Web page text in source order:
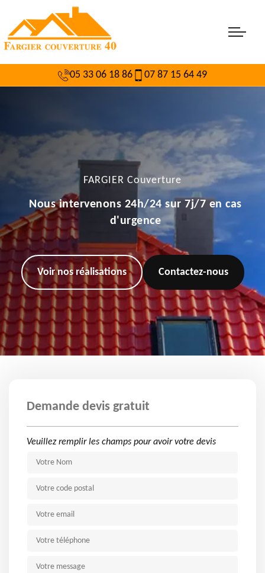
05 33 06 18 86 07 87 15 64 49
FARGIER Couverture
Nous intervenons 24h/24 sur 7j/7 en cas
d'urgence
Voir nos réalisations Contactez-nous
Demande devis gratuit
Veuillez remplir les champs pour avoir votre devis